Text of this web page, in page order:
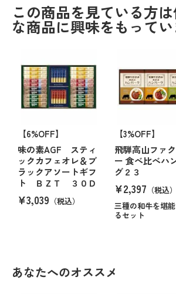
この商品を見ている方
な商品に興味をもって
【6%OFF】
味の素AGF スティ
ックカフェオレ＆ブ
ラックアソートギフ
ト ＢＺＴ ３０Ｄ
¥3,039 （税込）
【3%OFF】
飛騨高山ファ
ー 食べ比べハ
グ２３
¥2,397 （税込）
三種の和牛を堪
るセット
あなたへのオススメ